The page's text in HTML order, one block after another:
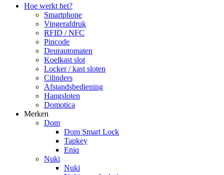
Close
Hoe werkt het?
Smartphone
Vingerafdruk
RFID / NFC
Pincode
Deurautomaten
Koelkast slot
Locker / kast sloten
Cilinders
Afstandsbediening
Hangsloten
Domotica
Merken
Dom
Dom Smart Lock
Tapkey
Eniq
Nuki
Nuki